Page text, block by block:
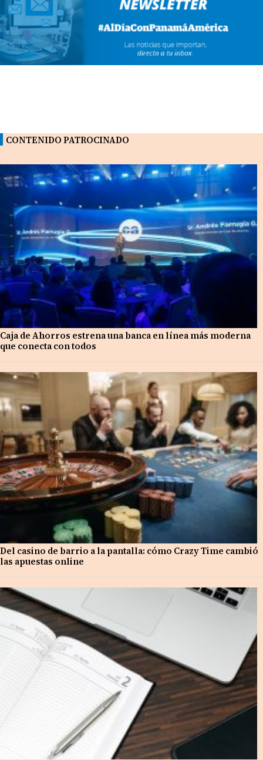
CONTENIDO PATROCINADO
Caja de Ahorros estrena una banca en línea más moderna
que conecta con todos
Del casino de barrio a la pantalla: cómo Crazy Time cambió
las apuestas online